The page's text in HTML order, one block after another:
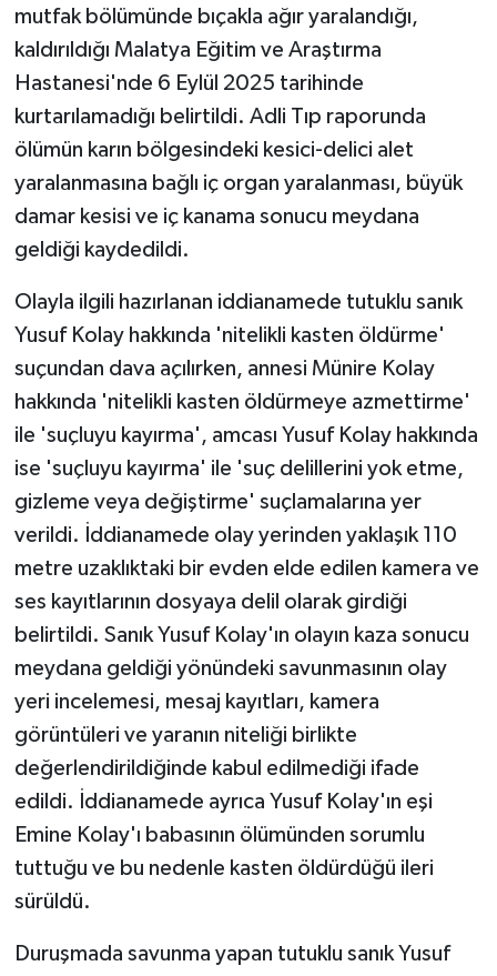
mutfak bölümünde bıçakla ağır yaralandığı,
kaldırıldığı Malatya Eğitim ve Araştırma
Hastanesi'nde 6 Eylül 2025 tarihinde
kurtarılamadığı belirtildi. Adli Tıp raporunda
ölümün karın bölgesindeki kesici-delici alet
yaralanmasına bağlı iç organ yaralanması, büyük
damar kesisi ve iç kanama sonucu meydana
geldiği kaydedildi.
Olayla ilgili hazırlanan iddianamede tutuklu sanık
Yusuf Kolay hakkında 'nitelikli kasten öldürme'
suçundan dava açılırken, annesi Münire Kolay
hakkında 'nitelikli kasten öldürmeye azmettirme'
ile 'suçluyu kayırma', amcası Yusuf Kolay hakkında
ise 'suçluyu kayırma' ile 'suç delillerini yok etme,
gizleme veya değiştirme' suçlamalarına yer
verildi. İddianamede olay yerinden yaklaşık 110
metre uzaklıktaki bir evden elde edilen kamera ve
ses kayıtlarının dosyaya delil olarak girdiği
belirtildi. Sanık Yusuf Kolay'ın olayın kaza sonucu
meydana geldiği yönündeki savunmasının olay
yeri incelemesi, mesaj kayıtları, kamera
görüntüleri ve yaranın niteliği birlikte
değerlendirildiğinde kabul edilmediği ifade
edildi. İddianamede ayrıca Yusuf Kolay'ın eşi
Emine Kolay'ı babasının ölümünden sorumlu
tuttuğu ve bu nedenle kasten öldürdüğü ileri
sürüldü.
Duruşmada savunma yapan tutuklu sanık Yusuf